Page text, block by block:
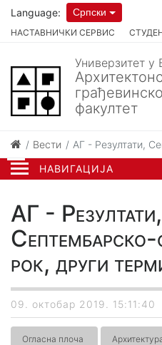
НАВИГАЦИЈА
НАСТАВНИЧКИ СЕРВИС
Language: Српски
Универзитет у
факултет
Вести АГ - Резултати,
АГ - Резултати,
Септембарско-
рок, други
09. октобар 2019. 15:11:40
Огласна плоча